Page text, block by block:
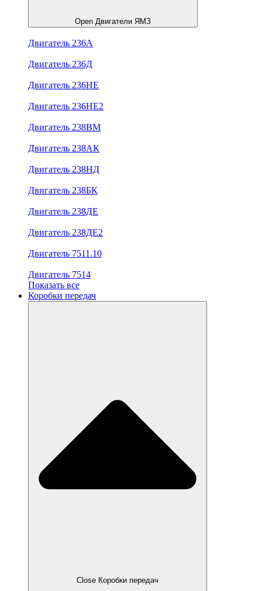
Open Двигатели ЯМЗ
Двигатель 236А
Двигатель 236Д
Двигатель 236НЕ
Двигатель 236НЕ2
Двигатель 238ВМ
Двигатель 238АК
Двигатель 238НД
Двигатель 238БК
Двигатель 238ДЕ
Двигатель 238ДЕ2
Двигатель 7511.10
Двигатель 7514
Показать все
Коробки передач
Close Коробки передач